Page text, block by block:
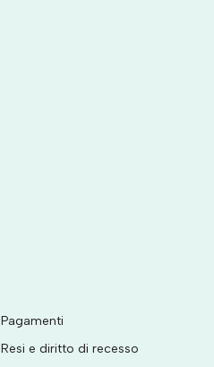
Pagamenti
Resi e diritto di recesso